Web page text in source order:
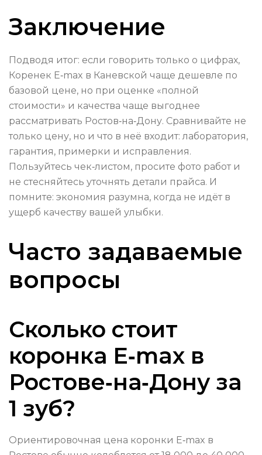
Заключение
Подводя итог: если говорить только о цифрах,
Коренек E‑max в Каневской чаще дешевле по
базовой цене, но при оценке «полной
стоимости» и качества чаще выгоднее
рассматривать Ростов‑на‑Дону. Сравнивайте не
только цену, но и что в неё входит: лаборатория,
гарантия, примерки и исправления.
Пользуйтесь чек‑листом, просите фото работ и
не стесняйтесь уточнять детали прайса. И
помните: экономия разумна, когда не идёт в
ущерб качеству вашей улыбки.
Часто задаваемые
вопросы
Сколько стоит
коронка E‑max в
Ростове‑на‑Дону за
1 зуб?
Ориентировочная цена коронки E‑max в